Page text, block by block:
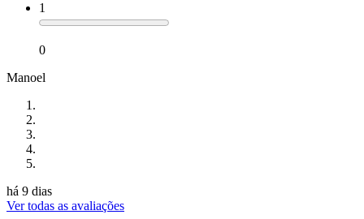
1
0
Manoel
há 9 dias
Ver todas as avaliações